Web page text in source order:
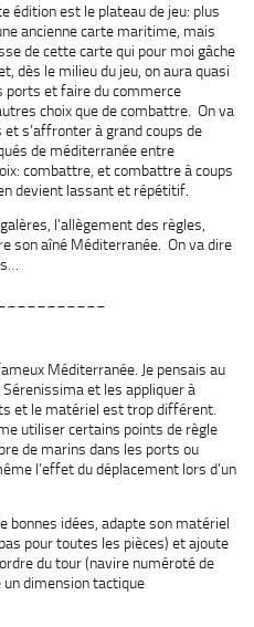
édition est le plateau de jeu: plus
ancienne carte maritime, mais
de cette carte qui pour moi gâche
dès le milieu du jeu, on aura quasi
ports et faire du commerce
choix que de combattre. On va
s’affronter à grand coups de
de méditerranée entre
combattre, et combattre à coups
devient lassant et répétitif.
l’allègement des règles,
son aîné Méditerranée. On va dire
Méditerranée. Je pensais au
et les appliquer à
et le matériel est trop différent.
utiliser certains points de règle
de marins dans les ports ou
l’effet du déplacement lors d’un
bonnes idées, adapte son matériel
pour toutes les pièces) et ajoute
du tour (navire numéroté de
un dimension tactique